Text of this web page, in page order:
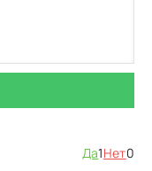
Да1Нет0